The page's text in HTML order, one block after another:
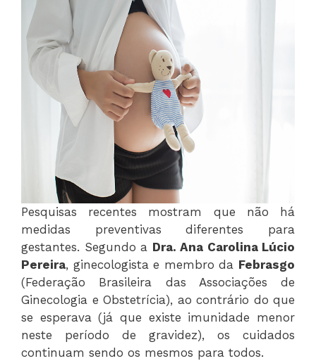
Pesquisas recentes mostram que não há
medidas preventivas diferentes para
gestantes. Segundo a Dra. Ana Carolina Lúcio
Pereira, ginecologista e membro da Febrasgo
(Federação Brasileira das Associações de
Ginecologia e Obstetrícia), ao contrário do que
se esperava (já que existe imunidade menor
neste período de gravidez), os cuidados
continuam sendo os mesmos para todos.